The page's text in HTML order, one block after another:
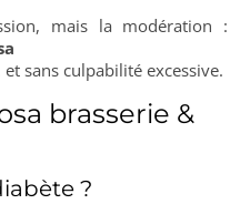
mais la modération :
sans culpabilité excessive.
brasserie &
?